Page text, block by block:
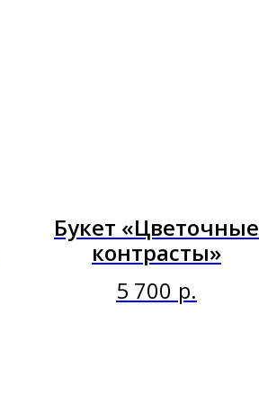
Букет «Цветочные
контрасты»
5 700 р.